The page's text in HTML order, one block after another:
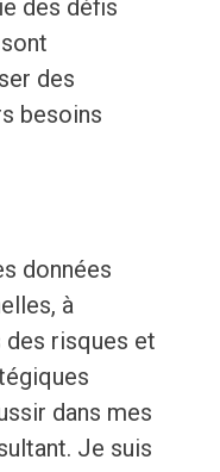
des défis
des
besoins
données
à
des risques et
dans mes
Je suis